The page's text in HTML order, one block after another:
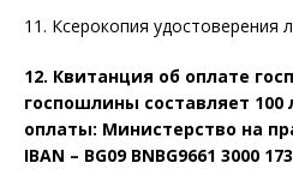
11. Ксерокопия удостоверения
12. Квитанция об оплате
госпошлины составляет
оплаты: Министерство на
IBAN – BG09 BNBG9661 3000